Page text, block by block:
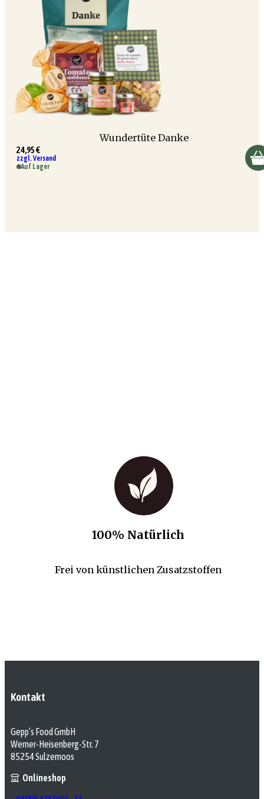
Wundertüte Danke
24,95 €
zzgl. Versand
Auf Lager
100% Natürlich
Frei von künstlichen Zusatzstoffen
Kontakt
Gepp’s Food GmbH
Werner-Heisenberg-Str. 7
85254 Sulzemoos
Onlineshop